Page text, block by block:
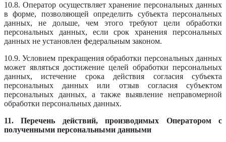
10.8. Оператор осуществляет хранение персональных данных
в форме, позволяющей определить субъекта персональных
данных, не дольше, чем этого требуют цели обработки
персональных данных, если срок хранения персональных
данных не установлен федеральным законом.
10.9. Условием прекращения обработки персональных данных
может являться достижение целей обработки персональных
данных, истечение срока действия согласия субъекта
персональных данных или отзыв согласия субъектом
персональных данных, а также выявление неправомерной
обработки персональных данных.
11. Перечень действий, производимых Оператором с
полученными персональными данными